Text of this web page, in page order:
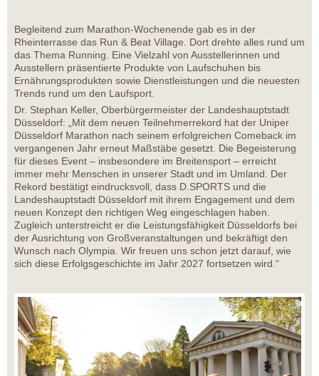
Begleitend zum Marathon-Wochenende gab es in der
Rheinterrasse das Run & Beat Village. Dort drehte alles rund um
das Thema Running. Eine Vielzahl von Ausstellerinnen und
Ausstellern präsentierte Produkte von Laufschuhen bis
Ernährungsprodukten sowie Dienstleistungen und die neuesten
Trends rund um den Laufsport.
Dr. Stephan Keller, Oberbürgermeister der Landeshauptstadt
Düsseldorf: „Mit dem neuen Teilnehmerrekord hat der Uniper
Düsseldorf Marathon nach seinem erfolgreichen Comeback im
vergangenen Jahr erneut Maßstäbe gesetzt. Die Begeisterung
für dieses Event – insbesondere im Breitensport – erreicht
immer mehr Menschen in unserer Stadt und im Umland. Der
Rekord bestätigt eindrucksvoll, dass D.SPORTS und die
Landeshauptstadt Düsseldorf mit ihrem Engagement und dem
neuen Konzept den richtigen Weg eingeschlagen haben.
Zugleich unterstreicht er die Leistungsfähigkeit Düsseldorfs bei
der Ausrichtung von Großveranstaltungen und bekräftigt den
Wunsch nach Olympia. Wir freuen uns schon jetzt darauf, wie
sich diese Erfolgsgeschichte im Jahr 2027 fortsetzen wird.“